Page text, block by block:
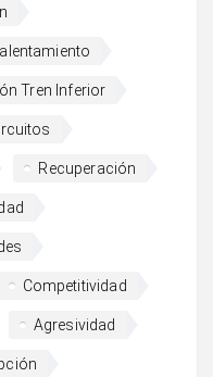
Tren Inferior
Recuperación
Competitividad
Agresividad